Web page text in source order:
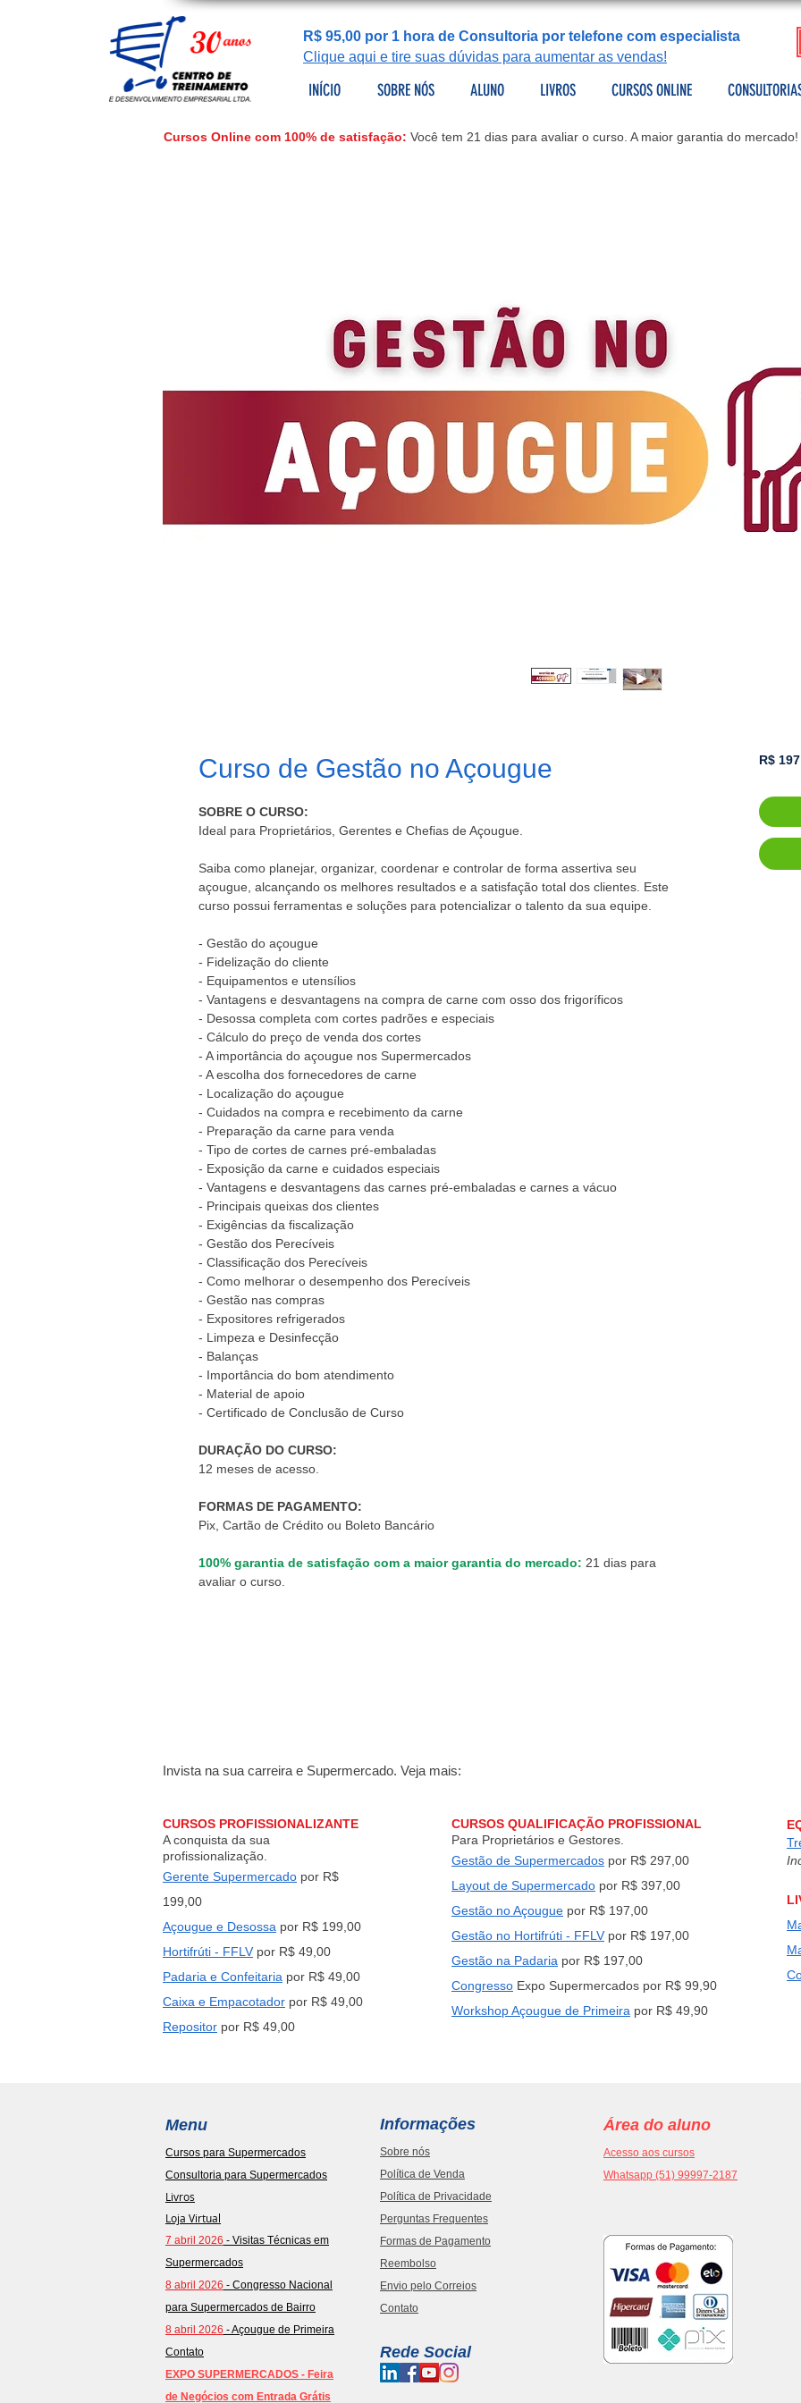
R$ 95,00 por 1 hora de Consultoria por telefone com especialista
Clique aqui e tire suas dúvidas para aumentar as vendas!
INÍCIO SOBRE NÓS ALUNO LIVROS CURSOS ONLINE
Cursos Online com 100% de satisfação: Você tem 21 dias para avaliar o curso. A maior garantia do mercado!
Curso de Gestão no Açougue
SOBRE O CURSO:
Ideal para Proprietários, Gerentes e Chefias de Açougue.
Saiba como planejar, organizar, coordenar e controlar de forma assertiva seu
açougue, alcançando os melhores resultados e a satisfação total dos clientes. Este
curso possui ferramentas e soluções para potencializar o talento da sua equipe.
- Gestão do açougue
- Fidelização do cliente
- Equipamentos e utensílios
- Vantagens e desvantagens na compra de carne com osso dos frigoríficos
- Desossa completa com cortes padrões e especiais
- Cálculo do preço de venda dos cortes
- A importância do açougue nos Supermercados
- A escolha dos fornecedores de carne
- Localização do açougue
- Cuidados na compra e recebimento da carne
- Preparação da carne para venda
- Tipo de cortes de carnes pré-embaladas
- Exposição da carne e cuidados especiais
- Vantagens e desvantagens das carnes pré-embaladas e carnes a vácuo
- Principais queixas dos clientes
- Exigências da fiscalização
- Gestão dos Perecíveis
- Classificação dos Perecíveis
- Como melhorar o desempenho dos Perecíveis
- Gestão nas compras
- Expositores refrigerados
- Limpeza e Desinfecção
- Balanças
- Importância do bom atendimento
- Material de apoio
- Certificado de Conclusão de Curso
DURAÇÃO DO CURSO:
12 meses de acesso.
FORMAS DE PAGAMENTO:
Pix, Cartão de Crédito ou Boleto Bancário
100% garantia de satisfação com a maior garantia do mercado: 21 dias para
avaliar o curso.
R$
Invista na sua carreira e Supermercado. Veja mais:
CURSOS PROFISSIONALIZANTE
A conquista da sua
profissionalização.
Gerente Supermercado por R$
199,00
Açougue e Desossa por R$ 199,00
Hortifrúti - FFLV por R$ 49,00
Padaria e Confeitaria por R$ 49,00
Caixa e Empacotador por R$ 49,00
Repositor por R$ 49,00
CURSOS QUALIFICAÇÃO PROFISSIONAL
Para Proprietários e Gestores.
Gestão de Supermercados por R$ 297,00
Layout de Supermercado por R$ 397,00
Gestão no Açougue por R$ 197,00
Gestão no Hortifrúti - FFLV por R$ 197,00
Gestão na Padaria por R$ 197,00
Congresso Expo Supermercados por R$ 99,90
Workshop Açougue de Primeira por R$ 49,90
Menu
Cursos para Supermercados
Consultoria para Supermercados
Livros
Loja Virtual
7 abril 2026 - Visitas Técnicas em
Supermercados
8 abril 2026 - Congresso Nacional
para Supermercados de Bairro
8 abril 2026 - Açougue de Primeira
Contato
EXPO SUPERMERCADOS - Feira
de Negócios com Entrada Grátis
Informações
Sobre nós
Política de Venda
Política de Privacidade
Perguntas Frequentes
Formas de Pagamento
Reembolso
Envio pelo Correios
Contato
Rede Social
Área do aluno
Acesso aos cursos
Whatsapp (51) 99997-2187